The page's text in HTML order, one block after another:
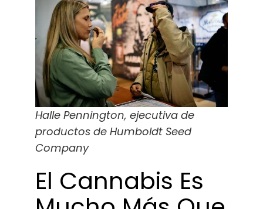
Halle Pennington, ejecutiva de
productos de Humboldt Seed
Company
El Cannabis Es